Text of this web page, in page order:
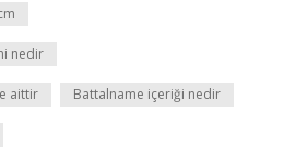
nedir
aittir Battalname içeriği nedir